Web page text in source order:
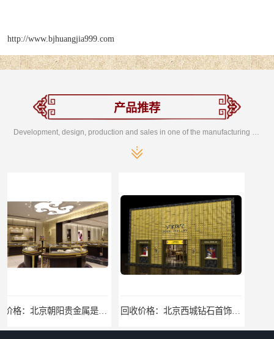
http://www.bjhuangjia999.com
产品推荐
回收价格：北京西城钻石首饰高价回收，当场结算回收找哪家